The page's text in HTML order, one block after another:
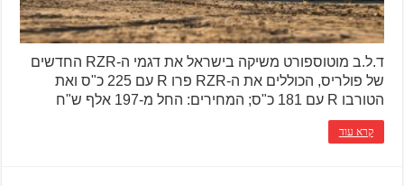
ד.ל.ב מוטוספורט משיקה בישראל את דגמי ה-RZR החדשים
של פולריס, הכוללים את ה-RZR פרו R עם 225 כ"ס ואת
הטורבו R עם 181 כ"ס; המחירים: החל מ-197 אלף ש"ח
קרא עוד